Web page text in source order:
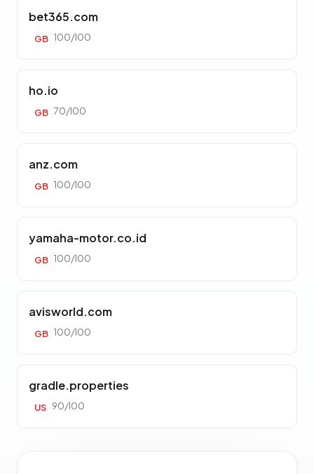
bet365.com
GB 100/100
ho.io
GB 70/100
anz.com
GB 100/100
yamaha-motor.co.id
GB 100/100
avisworld.com
GB 100/100
gradle.properties
US 90/100